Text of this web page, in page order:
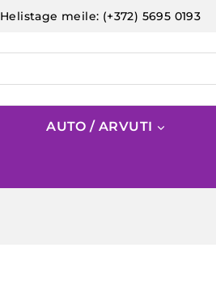
Helistage meile: (+372) 5695 0193
AUTO / ARVUTI